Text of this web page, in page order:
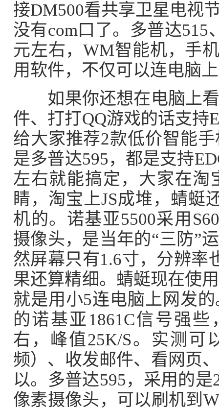
接DM500看共享卫星电视
没有com口了。多普达515
元左右，WM智能机，手
用软件，不仅可以连电脑
如果你还想在电脑上看
件、打打QQ游戏的话支持
给大家推荐2款低价智能
是多普达595，都是支持
左右就能搞定，大家在淘
睛，淘宝上JS成堆，蜻蜓
机的。诺基亚5500采用
摄像头，是当年的“三防”
然屏幕只有1.6寸，分辨率
果还算精细。蜻蜓现在使
就是用小5连电脑上网发
的诺基亚1861C信号强
右，峰值25K/S。实测可
频）、收发邮件、看网页
以。多普达595，采用的
像素摄像头，可以刷机到